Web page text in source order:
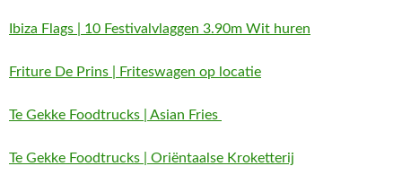
Ibiza Flags | 10 Festivalvlaggen 3.90m Wit huren
Friture De Prins | Friteswagen op locatie
Te Gekke Foodtrucks | Asian Fries
Te Gekke Foodtrucks | Oriëntaalse Kroketterij